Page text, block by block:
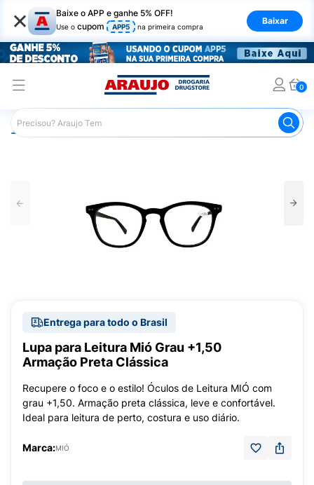
× Baixe o APP e ganhe 5% OFF!
Use o cupom APP5 na primeira compra
Baixar
0
Araujo Mercado Acessórios para Leitura
Entrega para todo o Brasil
Lupa para Leitura Mió Grau +1,50
Armação Preta Clássica
Recupere o foco e o estilo! Óculos de Leitura MIÓ com
grau +1,50. Armação preta clássica, leve e confortável.
Ideal para leitura de perto, costura e uso diário.
Marca:MIÓ